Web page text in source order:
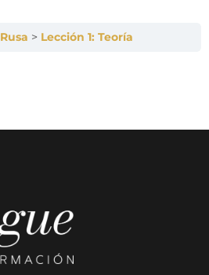
Lección 1: Teoría